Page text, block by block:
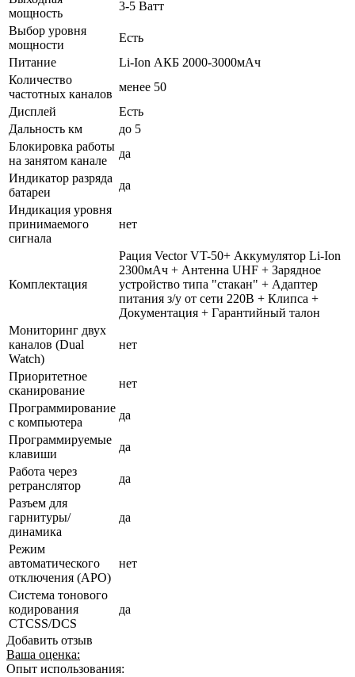
мощность
3-5 Ватт
Выбор уровня
мощности
Есть
Питание
Li-Ion АКБ 2000-3000мАч
Количество
частотных каналов
менее 50
Дисплей
Есть
Дальность км
до 5
Блокировка работы
на занятом канале
да
Индикатор разряда
батареи
да
Индикация уровня
принимаемого
сигнала
нет
Комплектация
Рация Vector VT-50+ Аккумулятор Li-Ion
2300мАч + Антенна UHF + Зарядное
устройство типа "стакан" + Адаптер
питания з/у от сети 220В + Клипса +
Документация + Гарантийный талон
Мониторинг двух
каналов (Dual
Watch)
нет
Приоритетное
сканирование
нет
Программирование
с компьютера
да
Программируемые
клавиши
да
Работа через
ретранслятор
да
Разъем для
гарнитуры/
динамика
да
Режим
автоматического
отключения (АРО)
нет
Система тонового
кодирования
CTCSS/DCS
да
Добавить отзыв
Ваша оценка:
Опыт использования: